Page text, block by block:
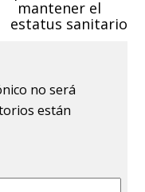
mantener el
estatus sanitario
no será
están